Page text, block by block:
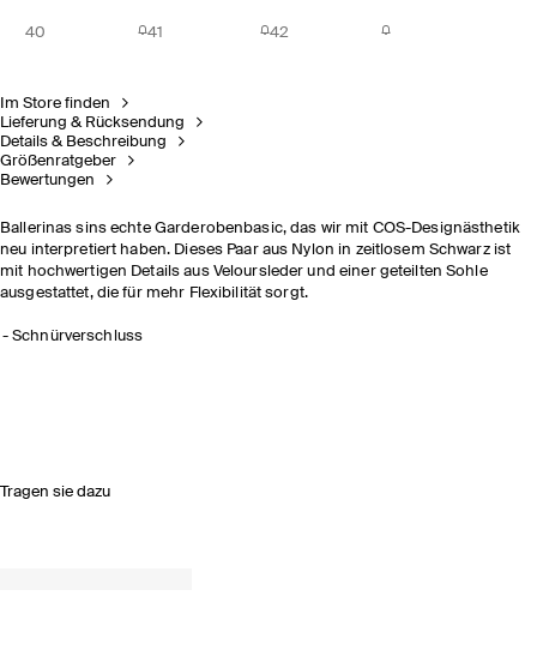
40 41 42
Im Store finden
Lieferung & Rücksendung
Details & Beschreibung
Größenratgeber
Bewertungen
Ballerinas sins echte Garderobenbasic, das wir mit COS-Designästhetik
neu interpretiert haben. Dieses Paar aus Nylon in zeitlosem Schwarz ist
mit hochwertigen Details aus Veloursleder und einer geteilten Sohle
ausgestattet, die für mehr Flexibilität sorgt.
Schnürverschluss
Tragen sie dazu